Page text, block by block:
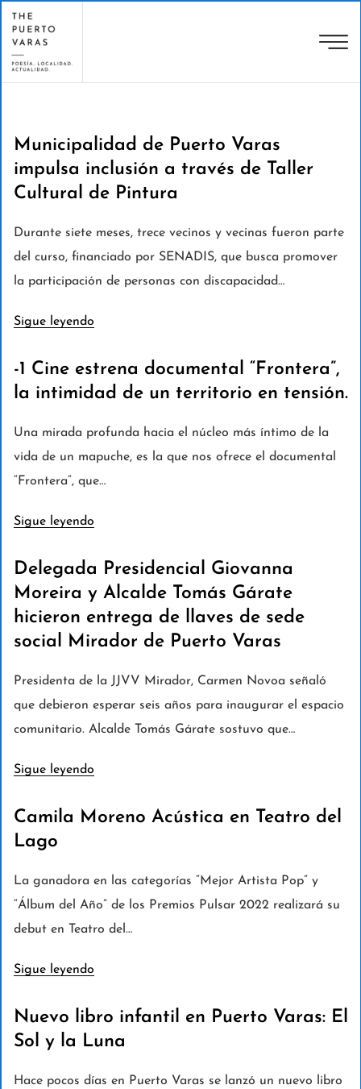
Municipalidad de Puerto Varas
impulsa inclusión a través de Taller
Cultural de Pintura
Durante siete meses, trece vecinos y vecinas fueron parte
del curso, financiado por SENADIS, que busca promover
la participación de personas con discapacidad…
Sigue leyendo
-1 Cine estrena documental “Frontera”,
la intimidad de un territorio en tensión.
Una mirada profunda hacia el núcleo más íntimo de la
vida de un mapuche, es la que nos ofrece el documental
“Frontera”, que…
Sigue leyendo
Delegada Presidencial Giovanna
Moreira y Alcalde Tomás Gárate
hicieron entrega de llaves de sede
social Mirador de Puerto Varas
Presidenta de la JJVV Mirador, Carmen Novoa señaló
que debieron esperar seis años para inaugurar el espacio
comunitario. Alcalde Tomás Gárate sostuvo que…
Sigue leyendo
Camila Moreno Acústica en Teatro del
Lago
La ganadora en las categorías “Mejor Artista Pop” y
“Álbum del Año” de los Premios Pulsar 2022 realizará su
debut en Teatro del…
Sigue leyendo
Nuevo libro infantil en Puerto Varas: El
Sol y la Luna
Hace pocos días en Puerto Varas se lanzó un nuevo libro